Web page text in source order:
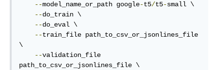
--model_name_or_path google-t5/t5-small \
--do_train \
--do_eval \
--train_file path_to_csv_or_jsonlines_file
\
--validation_file
path_to_csv_or_jsonlines_file \